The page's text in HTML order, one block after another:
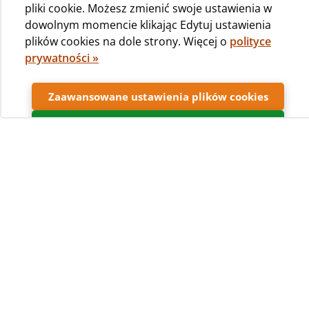
pliki cookie. Możesz zmienić swoje ustawienia w
dowolnym momencie klikając Edytuj ustawienia
plików cookies na dole strony. Więcej o polityce
prywatności »
Zaawansowane ustawienia plików cookies